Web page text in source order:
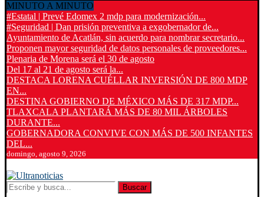
MINUTO A MINUTO
#Estatal | Prevé Edomex 2 mdp para modernización...
#Seguridad | Dan prisión preventiva a exgobernador de...
Ayuntamiento de Acatlán, sin acuerdo para nombrar secretario...
Proponen mayor seguridad de datos personales de proveedores...
Plenaria de Morena será el 30 de agosto
Del 17 al 21 de agosto será la...
DESTACA LORENA CUÉLLAR INVERSIÓN DE 800 MDP
EN...
DESTINA GOBIERNO DE MÉXICO MÁS DE 317 MDP...
TLAXCALA PLANTARÁ MÁS DE 80 MIL ÁRBOLES
DURANTE...
GOBERNADORA CONVIVE CON MÁS DE 500 INFANTES
DEL...
domingo, agosto 9, 2026
Buscar